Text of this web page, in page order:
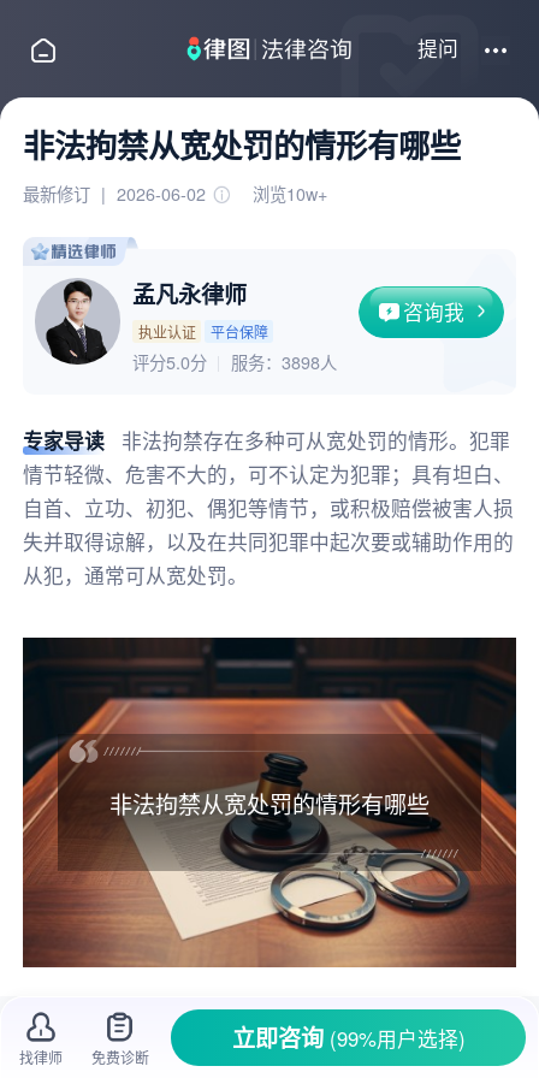
提问
非法拘禁从宽处罚的情形有哪些
最新修订 | 2026-06-02 浏览10w+
孟凡永律师
执业认证 平台保障
咨询我
评分5.0分 服务： 3898人
专家导读
非法拘禁存在多种可从宽处罚的情形。犯罪
情节轻微、危害不大的，可不认定为犯罪；具有坦白、
自首、立功、初犯、偶犯等情节，或积极赔偿被害人损
失并取得谅解，以及在共同犯罪中起次要或辅助作用的
从犯，通常可从宽处罚。
非法拘禁从宽处罚的情形有哪些
在生活里，有时候会遇到一些人因为各种原
因限制他人人身自由，这很可能就构成了非法拘
找律师 免费诊断
立即咨询 (99%用户选择)